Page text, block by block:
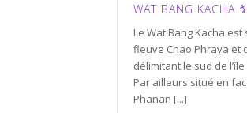
WAT BANG KACHA
Le Wat Bang Kacha
fleuve Chao Phraya et
délimitant le sud de
Par ailleurs situé en
Phanan [...]